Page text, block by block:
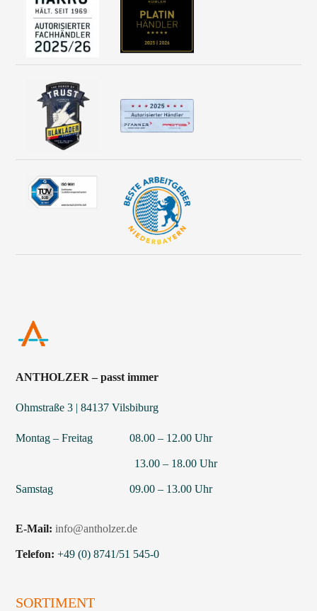
ANTHOLZER – passt immer
Ohmstraße 3 | 84137 Vilsbiburg
Montag – Freitag 08.00 – 12.00 Uhr
13.00 – 18.00 Uhr
Samstag 09.00 – 13.00 Uhr
E-Mail: info@antholzer.de
Telefon: +49 (0) 8741/51 545-0
SORTIMENT